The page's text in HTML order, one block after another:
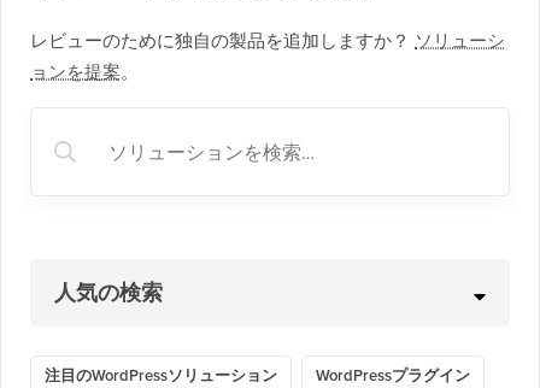
レビューのために独自の製品を追加しますか？ ソリューシ
ョンを提案。
人気の検索
注目のWordPressソリューション WordPressプラグイン